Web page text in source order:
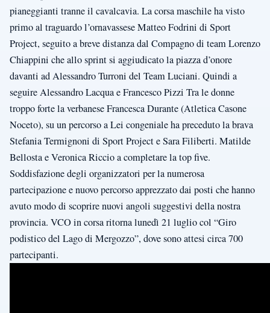
pianeggianti tranne il cavalcavia. La corsa maschile ha visto
primo al traguardo l’ornavassese Matteo Fodrini di Sport
Project, seguito a breve distanza dal Compagno di team Lorenzo
Chiappini che allo sprint si aggiudicato la piazza d’onore
davanti ad Alessandro Turroni del Team Luciani. Quindi a
seguire Alessandro Lacqua e Francesco Pizzi Tra le donne
troppo forte la verbanese Francesca Durante (Atletica Casone
Noceto), su un percorso a Lei congeniale ha preceduto la brava
Stefania Termignoni di Sport Project e Sara Filiberti. Matilde
Bellosta e Veronica Riccio a completare la top five.
Soddisfazione degli organizzatori per la numerosa
partecipazione e nuovo percorso apprezzato dai posti che hanno
avuto modo di scoprire nuovi angoli suggestivi della nostra
provincia. VCO in corsa ritorna lunedì 21 luglio col “Giro
podistico del Lago di Mergozzo”, dove sono attesi circa 700
partecipanti.